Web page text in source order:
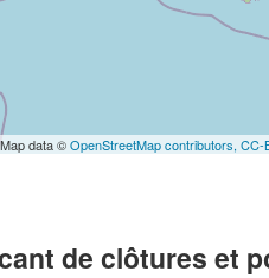
data ©OpenStreetMap contributors, CC-
de clôtures et